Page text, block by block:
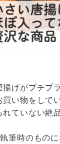
げがプチプ
い物をして
れていない絶
筆時のもの